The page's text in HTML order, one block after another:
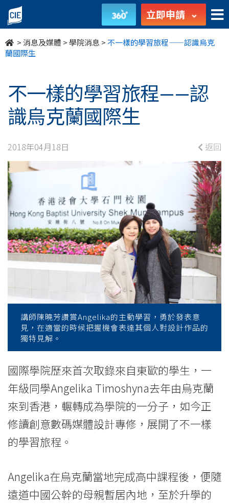
不
一
樣
學
習
旅
程
——
認
識
烏
克
蘭
生
學
院
消
息
立即申請
>消息及媒體 >學院消息 >不一樣的學習旅程——認識烏克
蘭國際生
不一樣的學習旅程——認
識烏克蘭國際生
2018年04月18日 返回
講師陳曉芳讚賞Angelika的主動學習，勇於發表意
見，在適當的時候把握機會表達其個人對設計作品的
獨特見解。
國際學院歷來首次取錄來自東歐的學生，一
年級同學Angelika Timoshyna去年由烏克蘭
來到香港，輾轉成為學院的一分子，如今正
修讀創意數碼媒體設計專修，展開了不一樣
的學習旅程。
Angelika在烏克蘭當地完成高中課程後，便隨
遠道中國公幹的母親暫居內地，至於升學的